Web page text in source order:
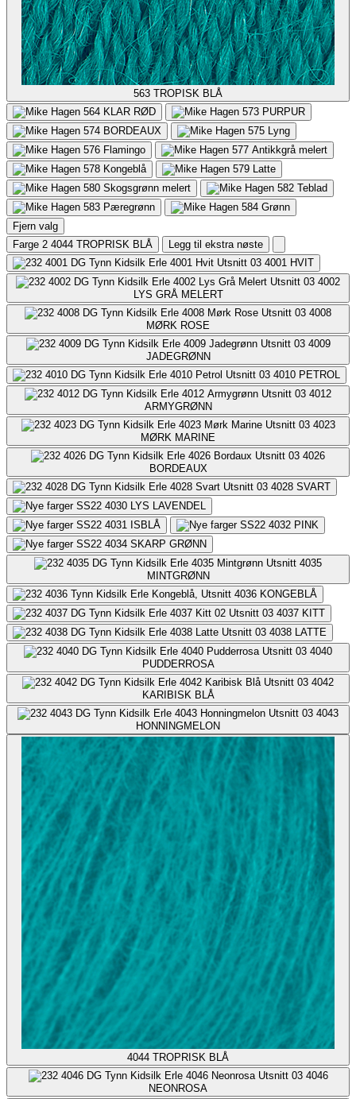
563 TROPISK BLÅ
564 KLAR RØD 573 PURPUR
574 BORDEAUX 575 Lyng
576 Flamingo 577 Antikkgrå melert
578 Kongeblå 579 Latte
580 Skogsgrønn melert 582 Teblad
583 Pæregrønn 584 Grønn
Fjern valg
Farge 2 4044 TROPRISK BLÅ
Legg til ekstra nøste
4001 HVIT
4002
LYS GRÅ MELERT
4008
MØRK ROSE
4009
JADEGRØNN
4010 PETROL
4012
ARMYGRØNN
4023
MØRK MARINE
4026
BORDEAUX
4028 SVART
4030 LYS LAVENDEL
4031 ISBLÅ 4032 PINK
4034 SKARP GRØNN
4035
MINTGRØNN
4036 KONGEBLÅ
4037 KITT
4038 LATTE
4040
PUDDERROSA
4042
KARIBISK BLÅ
4043
HONNINGMELON
4044 TROPRISK BLÅ
4046
NEONROSA